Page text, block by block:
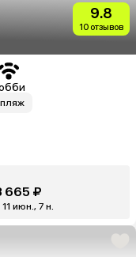
9.8
10 отзывов
665 ₽
июн., 7 н.